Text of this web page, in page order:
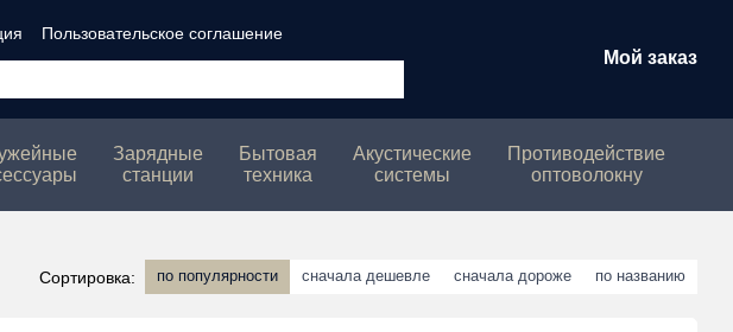
Пользовательское соглашение
Мой заказ
Зарядные
станции
Бытовая
техника
Акустические
системы
Противодействие
оптоволокну
Сортировка: по популярности сначала дешевле сначала дороже по названию